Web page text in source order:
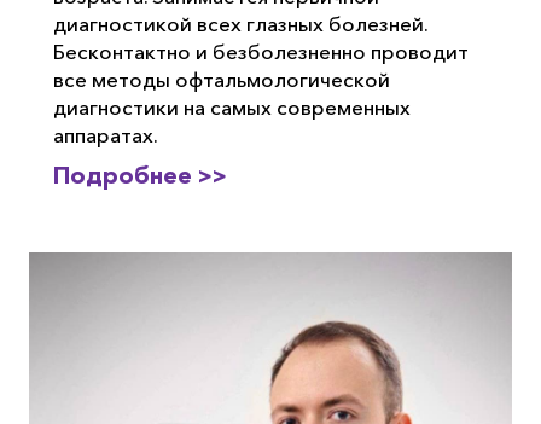
диагностикой всех глазных болезней.
Бесконтактно и безболезненно проводит
все методы офтальмологической
диагностики на самых современных
аппаратах.
Подробнее >>